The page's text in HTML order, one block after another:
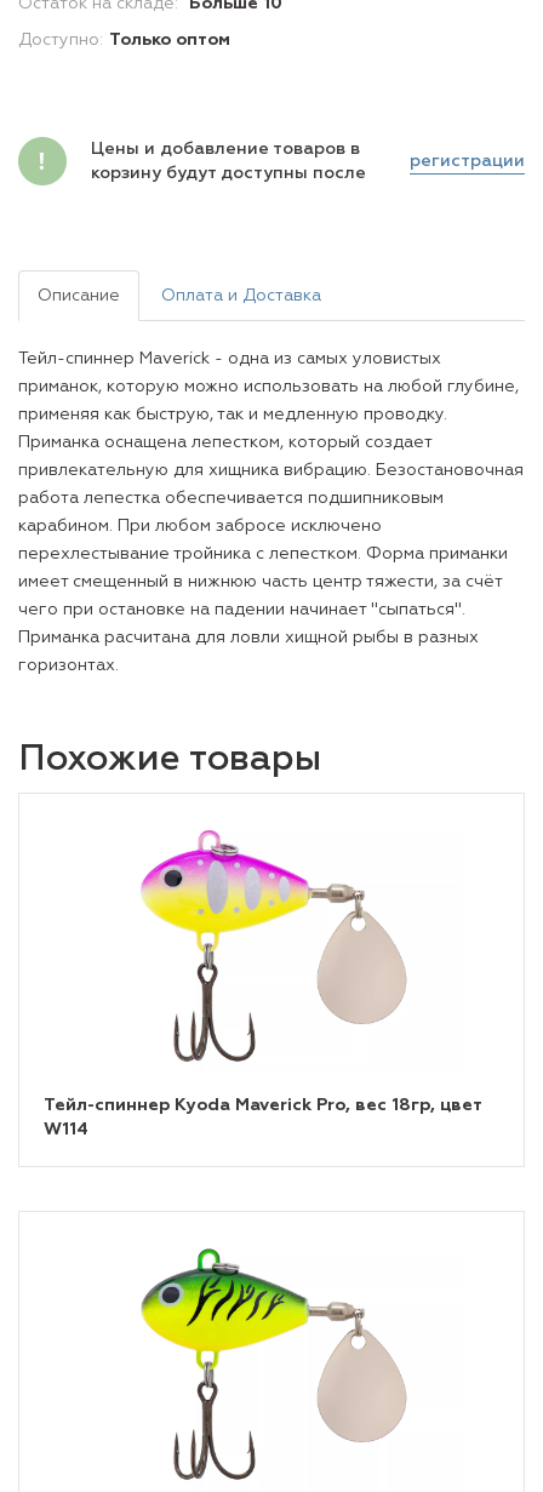
Остаток на складе: Больше 10
Доступно: Только оптом
Цены и добавление товаров в
корзину будут доступны после
регистрации
Описание Оплата и Доставка
Тейл-спиннер Maverick - одна из самых уловистых
приманок, которую можно использовать на любой глубине,
применяя как быструю, так и медленную проводку.
Приманка оснащена лепестком, который создает
привлекательную для хищника вибрацию. Безостановочная
работа лепестка обеспечивается подшипниковым
карабином. При любом забросе исключено
перехлестывание тройника с лепестком. Форма приманки
имеет смещенный в нижнюю часть центр тяжести, за счёт
чего при остановке на падении начинает "сыпаться".
Приманка расчитана для ловли хищной рыбы в разных
горизонтах.
Похожие товары
Тейл-спиннер Kyoda Maverick Pro, вес 18гр, цвет
W114